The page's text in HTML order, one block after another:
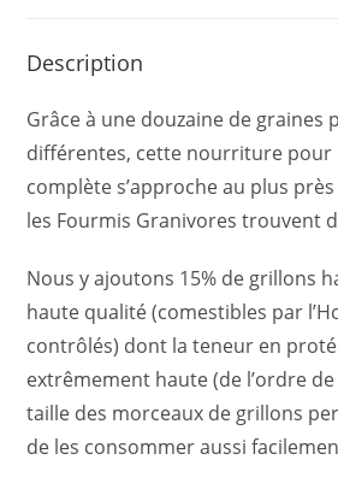
Description
Grâce à une douzaine de graines
différentes, cette nourriture pour
complète s’approche au plus
les Fourmis Granivores trouvent
Nous y ajoutons 15% de grillons
haute qualité (comestibles par
contrôlés) dont la teneur en
extrêmement haute (de l’ordre de
taille des morceaux de grillons
de les consommer aussi